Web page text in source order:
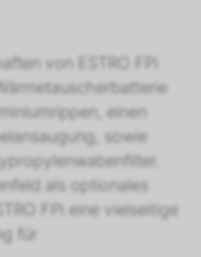
von ESTRO FPi
einen
sowie
als optionales
FPi eine vielseitige
für